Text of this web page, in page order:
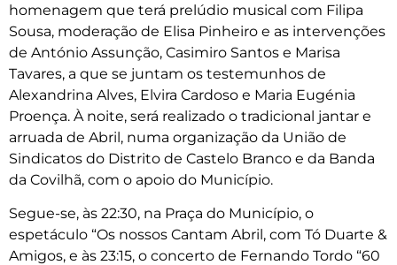
homenagem que terá prelúdio musical com Filipa
Sousa, moderação de Elisa Pinheiro e as intervenções
de António Assunção, Casimiro Santos e Marisa
Tavares, a que se juntam os testemunhos de
Alexandrina Alves, Elvira Cardoso e Maria Eugénia
Proença. À noite, será realizado o tradicional jantar e
arruada de Abril, numa organização da União de
Sindicatos do Distrito de Castelo Branco e da Banda
da Covilhã, com o apoio do Município.
Segue-se, às 22:30, na Praça do Município, o
espetáculo “Os nossos Cantam Abril, com Tó Duarte &
Amigos, e às 23:15, o concerto de Fernando Tordo “60